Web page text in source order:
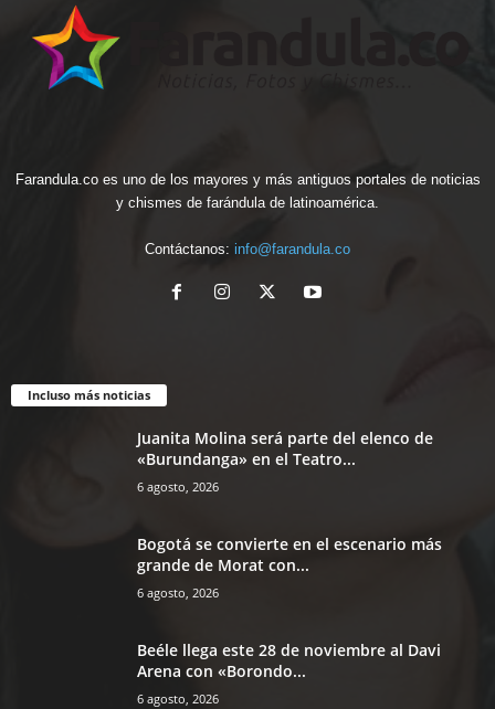
Farandula.co es uno de los mayores y más antiguos portales de noticias
y chismes de farándula de latinoamérica.
Contáctanos: info@farandula.co
Incluso más noticias
Juanita Molina será parte del elenco de
«Burundanga» en el Teatro...
6 agosto, 2026
Bogotá se convierte en el escenario más
grande de Morat con...
6 agosto, 2026
Beéle llega este 28 de noviembre al Davi
Arena con «Borondo...
6 agosto, 2026